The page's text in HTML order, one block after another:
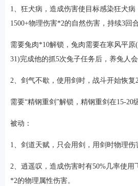
1、狂犬病，造成伤害使目标感染狂犬
1500+物理伤害*2的自然伤害，持续3回合
需要兔肉*10解锁，兔肉需要在寒风平原(
31)完成他的抓5次兔子任务后，养兔人会
2、剑气不歇，使用剑时，战斗开始恢复
需要“精钢重剑”解锁，精钢重剑在15-20
被动：
1、剑道天赋，只会用剑，用剑时物理伤
2、逍遥叹，造成伤害时有50%几率使用
*2的物理属性伤害。